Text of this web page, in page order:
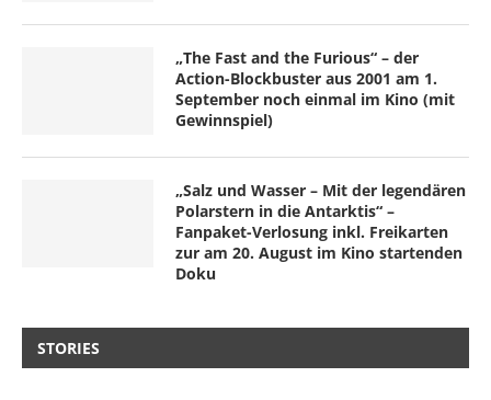
„The Fast and the Furious“ – der
Action-Blockbuster aus 2001 am 1.
September noch einmal im Kino (mit
Gewinnspiel)
„Salz und Wasser – Mit der legendären
Polarstern in die Antarktis“ –
Fanpaket-Verlosung inkl. Freikarten
zur am 20. August im Kino startenden
Doku
STORIES